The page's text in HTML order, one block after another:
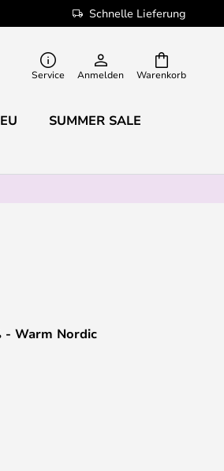
Schnelle Lieferung
Warenkorb
Service Anmelden
SUMMER SALE
- Warm Nordic